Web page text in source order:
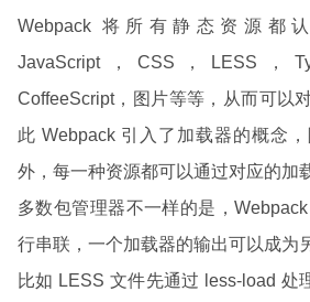
Webpack 将所有静态资源都
JavaScript，CSS，LESS，
CoffeeScript，图片等等，从而可以
此 Webpack 引入了加载器的概念
外，每一种资源都可以通过对应的加
多数包管理器不一样的是，
行串联，一个加载器的输出可以成为
比如 LESS 文件先通过 less-load 处